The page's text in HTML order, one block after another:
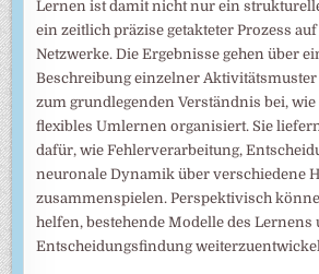
Lernen ist damit nicht nur ein
ein zeitlich präzise getakteter Prozess
Netzwerke. Die Ergebnisse gehen über
Beschreibung einzelner
zum grundlegenden Verständnis bei, wie
flexibles Umlernen organisiert. Sie
dafür, wie Fehlerverarbeitung,
neuronale Dynamik über verschiedene
zusammenspielen. Perspektivisch
helfen, bestehende Modelle des Lernens
Entscheidungsfindung